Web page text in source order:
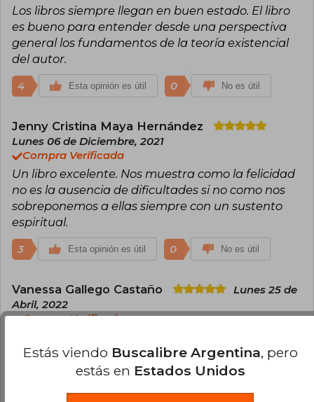
Los libros siempre llegan en buen estado. El libro
es bueno para entender desde una perspectiva
general los fundamentos de la teoría existencial
del autor.
4 Esta opinión es útil 0 No es útil
Jenny Cristina Maya Hernández
Lunes 06 de Diciembre, 2021
Compra Verificada
Un libro excelente. Nos muestra como la felicidad
no es la ausencia de dificultades si no como nos
sobreponemos a ellas siempre con un sustento
espiritual.
3 Esta opinión es útil 0 No es útil
Vanessa Gallego Castaño
Lunes 25 de
Abril, 2022
Compra Verificada
esa persona necesitaba leer en estos momentos :)
Estás viendo Buscalibre Argentina, pero
estás en Estados Unidos